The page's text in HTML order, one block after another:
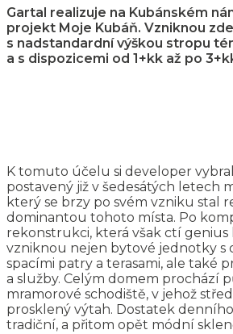
Gartal realizuje na Kubánském
projekt Moje Kubáň. Vzniknou
s nadstandardní výškou stropu
a s dispozicemi od 1+kk až po
K tomuto účelu si developer
postavený již v šedesátých letech
který se brzy po svém vzniku stal
dominantou tohoto místa. Po
rekonstrukci, která však ctí genius
vzniknou nejen bytové jednotky s
spacími patry a terasami, ale také
a služby. Celým domem prochází
mramorové schodiště, v jehož
prosklený výtah. Dostatek
tradiční, a přitom opět módní